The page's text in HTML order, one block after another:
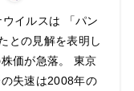
イルスは 「パン
との見解を表明し
価が急落。 東京
失速は2008年の